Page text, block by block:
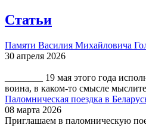
Статьи
Памяти Василия Михайловича
30 апреля 2026
________ 19 мая этого года
воина, в каком-то смысле
Паломническая поездка в
08 марта 2026
Приглашаем в паломническую